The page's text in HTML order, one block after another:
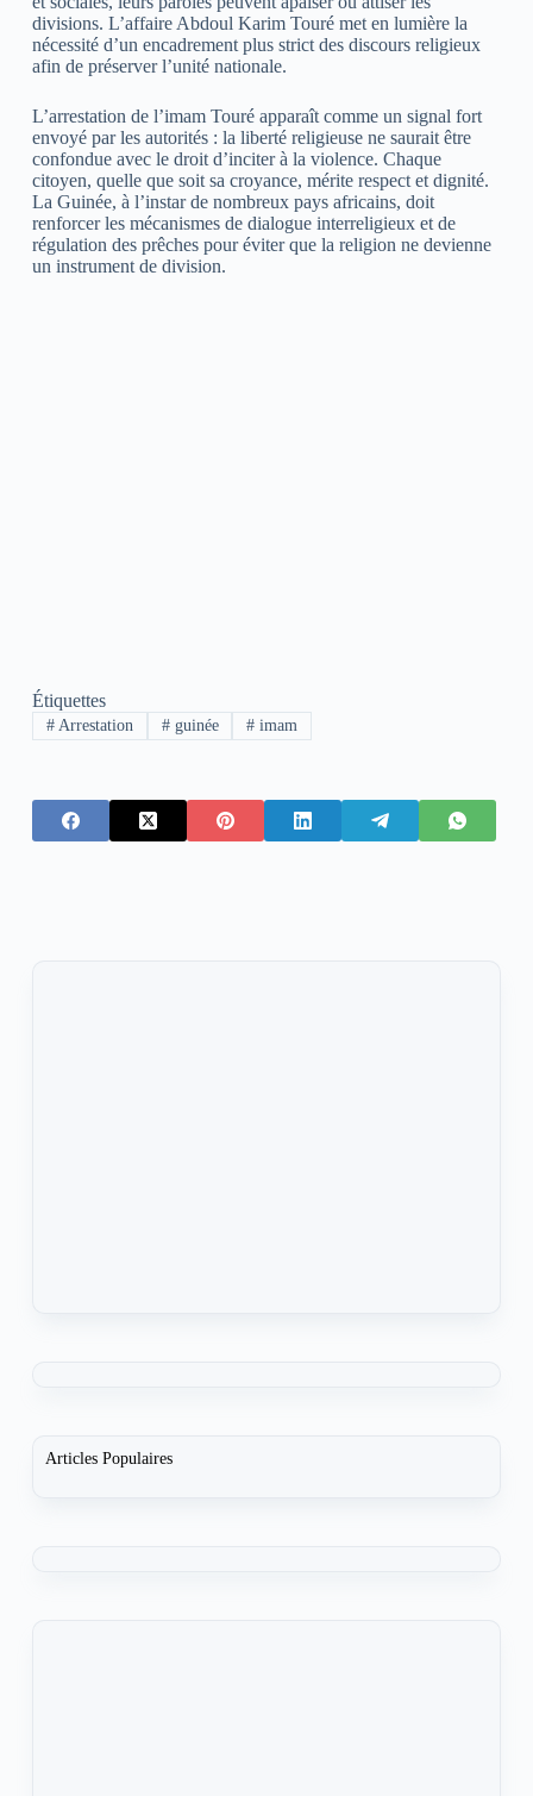
divisions. L’affaire Abdoul Karim Touré met en lumière la
nécessité d’un encadrement plus strict des discours religieux
afin de préserver l’unité nationale.
L’arrestation de l’imam Touré apparaît comme un signal fort
envoyé par les autorités : la liberté religieuse ne saurait être
confondue avec le droit d’inciter à la violence. Chaque
citoyen, quelle que soit sa croyance, mérite respect et dignité.
La Guinée, à l’instar de nombreux pays africains, doit
renforcer les mécanismes de dialogue interreligieux et de
régulation des prêches pour éviter que la religion ne devienne
un instrument de division.
Étiquettes
#Arrestation #guinée # imam
Articles Populaires